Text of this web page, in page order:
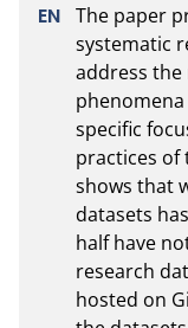
The paper
systematic
address the
specific
practices of
shows that
datasets
half have
research
hosted on